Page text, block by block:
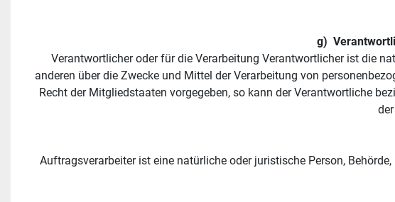
g)
Verantwortlicher oder für die Verarbeitung Verantwortlicher ist die
anderen über die Zwecke und Mittel der Verarbeitung von
Recht der Mitgliedstaaten vorgegeben, so kann der Verantwortliche
Auftragsverarbeiter ist eine natürliche oder juristische Person,